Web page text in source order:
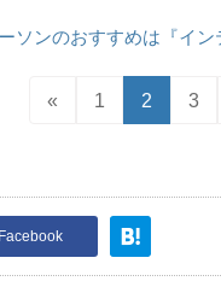
ソンのおすすめは『イ
« 1 2 3
Facebook